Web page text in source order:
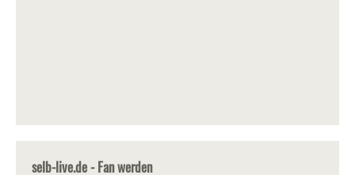
selb-live.de - Fan werden